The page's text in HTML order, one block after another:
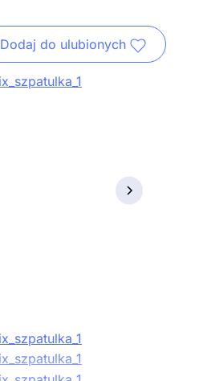
Dodaj do ulubionych